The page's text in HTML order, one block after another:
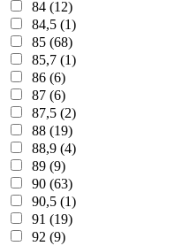
84 (12)
84,5 (1)
85 (68)
85,7 (1)
86 (6)
87 (6)
87,5 (2)
88 (19)
88,9 (4)
89 (9)
90 (63)
90,5 (1)
91 (19)
92 (9)